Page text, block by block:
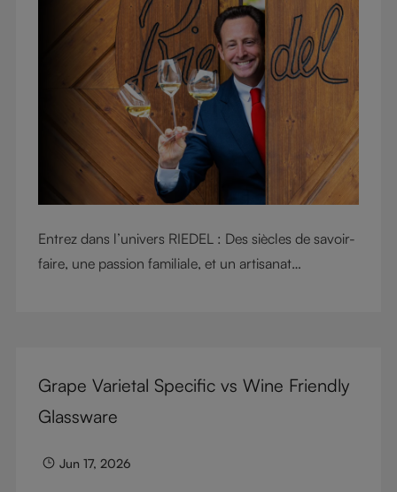
Entrez dans l’univers RIEDEL : Des siècles de savoir-
faire, une passion familiale, et un artisanat
Grape Varietal Specific vs Wine Friendly
Glassware
Jun 17, 2026